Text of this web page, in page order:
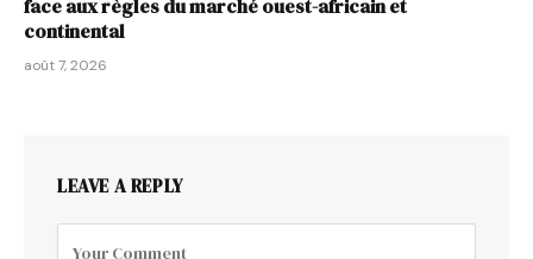
face aux règles du marché ouest-africain et
continental
août 7, 2026
LEAVE A REPLY